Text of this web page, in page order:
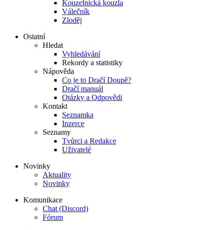
Kouzelnická kouzla
Válečník
Zloděj
Ostatní
Hledat
Vyhledávání
Rekordy a statistiky
Nápověda
Co je to Dračí Doupě?
Dračí manuál
Otázky a Odpovědi
Kontakt
Seznamka
Inzerce
Seznamy
Tvůrci a Redakce
Uživatelé
Novinky
Aktuality
Novinky
Komunikace
Chat (Discord)
Fórum